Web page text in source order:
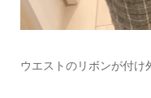
ウエストのリボンが付